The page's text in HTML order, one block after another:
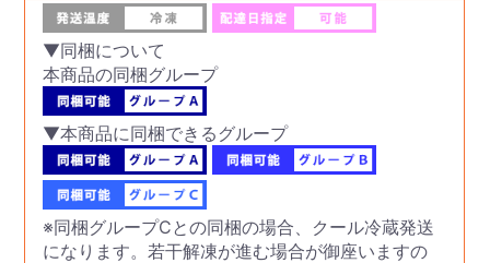
▼同梱について
本商品の同梱グループ
▼本商品に同梱できるグループ
※同梱グループCとの同梱の場合、クール冷蔵発送
になります。若干解凍が進む場合が御座いますの